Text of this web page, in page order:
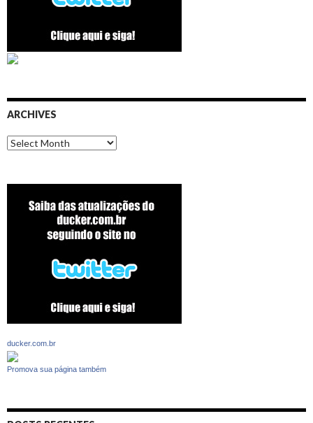
ARCHIVES
Archives
ducker.com.br
Promova sua página também